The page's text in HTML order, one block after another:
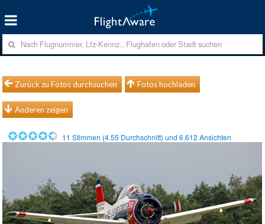
Zurück zu Fotos durchsuchen Fotos hochladen
Anderen zeigen
11 Stimmen (4.55 Durchschnitt) und6.612 Ansichten